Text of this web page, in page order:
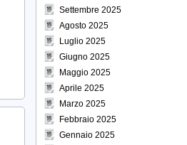
Settembre 2025
Agosto 2025
Luglio 2025
Giugno 2025
Maggio 2025
Aprile 2025
Marzo 2025
Febbraio 2025
Gennaio 2025